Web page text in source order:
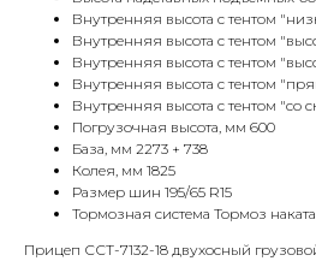
Внутренняя высота с тентом
Внутренняя высота с тентом
Внутренняя высота с тентом
Внутренняя высота с тентом
Внутренняя высота с тентом "со
Погрузочная высота, мм 600
База, мм 2273 + 738
Колея, мм 1825
Размер шин 195/65 R15
Тормозная система Тормоз наката
Прицеп ССТ-7132-18 двухосный